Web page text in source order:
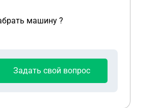
машину ?
Задать свой вопрос